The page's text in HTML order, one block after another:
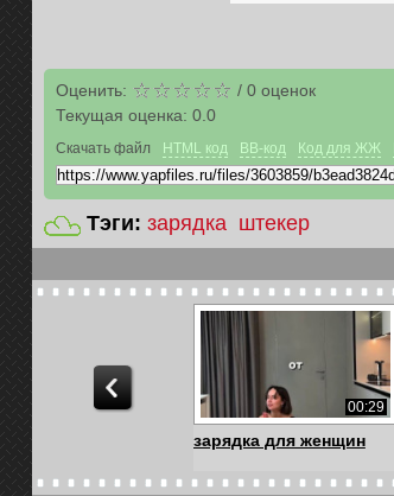
Оценить: / 0оценок
Текущая оценка: 0.0
Скачать файл HTML код BB-код Код для ЖЖ
Тэги: зарядка штекер
00:29
зарядка для женщин